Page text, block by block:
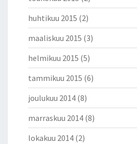
huhtikuu 2015 (2)
maaliskuu 2015 (3)
helmikuu 2015 (5)
tammikuu 2015 (6)
joulukuu 2014 (8)
marraskuu 2014 (8)
lokakuu 2014 (2)